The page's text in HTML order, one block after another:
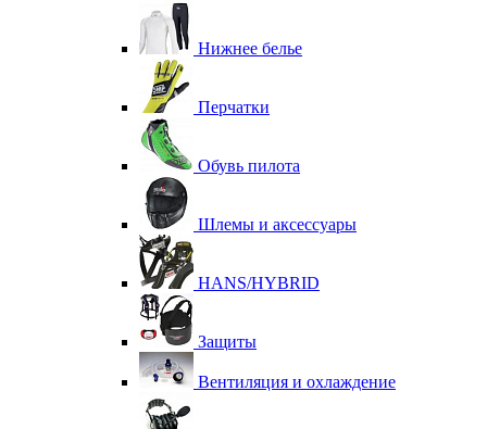
Нижнее белье
Перчатки
Обувь пилота
Шлемы и аксессуары
HANS/HYBRID
Защиты
Вентиляция и охлаждение